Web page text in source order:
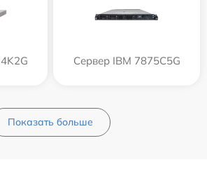
Сервер IBM 7875C5G
Показать больше